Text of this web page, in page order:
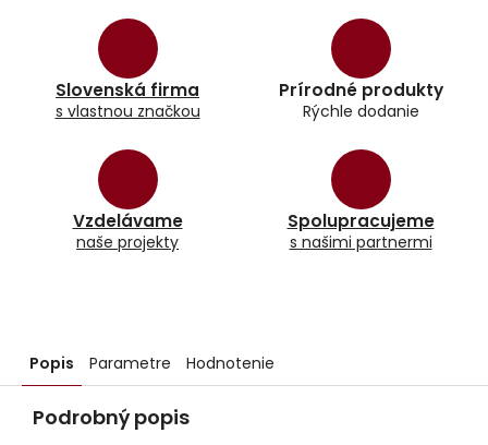
Slovenská firma
s vlastnou značkou
Prírodné produkty
Rýchle dodanie
Vzdelávame
naše projekty
Spolupracujeme
s našimi partnermi
Popis Parametre Hodnotenie
Podrobný popis